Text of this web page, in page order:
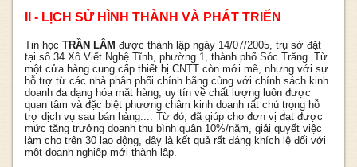
II - LỊCH SỬ HÌNH THÀNH VÀ PHÁT TRIỂN
Tin học TRẦN LÂM được thành lập ngày 14/07/2005, trụ sở đặt
tại số 34 Xô Viết Nghệ Tĩnh, phường 1, thành phố Sóc Trăng. Từ
một cửa hàng cung cấp thiết bị CNTT còn mới mẽ, nhưng với sự
hỗ trợ từ các nhà phân phối chính hãng cùng với chính sách kinh
doanh đa dạng hóa mặt hàng, uy tín về chất lượng luôn được
quan tâm và đặc biệt phương châm kinh doanh rất chú trọng hỗ
trợ dịch vụ sau bán hàng.... Từ đó, đã giúp cho đơn vị đạt được
mức tăng trưởng doanh thu bình quân 10%/năm, giải quyết việc
làm cho trên 30 lao động, đây là kết quả rất đáng khích lệ đối với
một doanh nghiệp mới thành lập.